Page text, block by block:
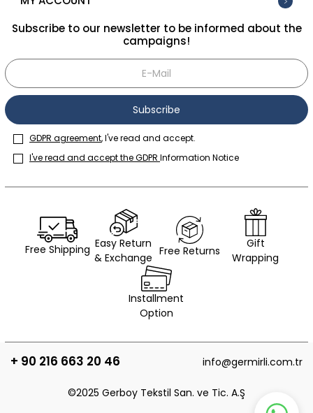
Subscribe to our newsletter to be informed about the
campaigns!
Subscribe
GDPR agreement, I've read and accept.
I've read and accept the GDPR Information Notice
Free Shipping Easy Return
& Exchange
Free Returns
Gift
Wrapping
Installment
Option
+ 90 216 663 20 46 info@germirli.com.tr
©2025 Gerboy Tekstil San. ve Tic. A.Ş